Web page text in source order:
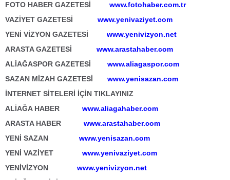
FOTO HABER GAZETESİ
www.fotohaber.com.tr
VAZİYET GAZETESİ www.yenivaziyet.com
YENİ VİZYON GAZETESİ
www.yenivizyon.net
ARASTA GAZETESİ www.arastahaber.com
ALİAĞASPOR GAZETESİ
www.aliagaspor.com
SAZAN MİZAH GAZETESİ
www.yenisazan.com
İNTERNET SİTELERİ İÇİN TIKLAYINIZ
ALİAĞA HABER www.aliagahaber.com
ARASTA HABER www.arastahaber.com
YENİ SAZAN www.yenisazan.com
YENİ VAZİYET www.yenivaziyet.com
YENİVİZYON www.yenivizyon.net